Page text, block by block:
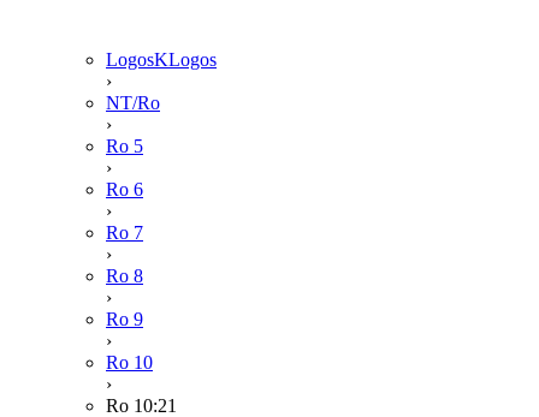
LogosKLogos
›
NT/Ro
›
Ro 5
›
Ro 6
›
Ro 7
›
Ro 8
›
Ro 9
›
Ro 10
›
Ro 10:21